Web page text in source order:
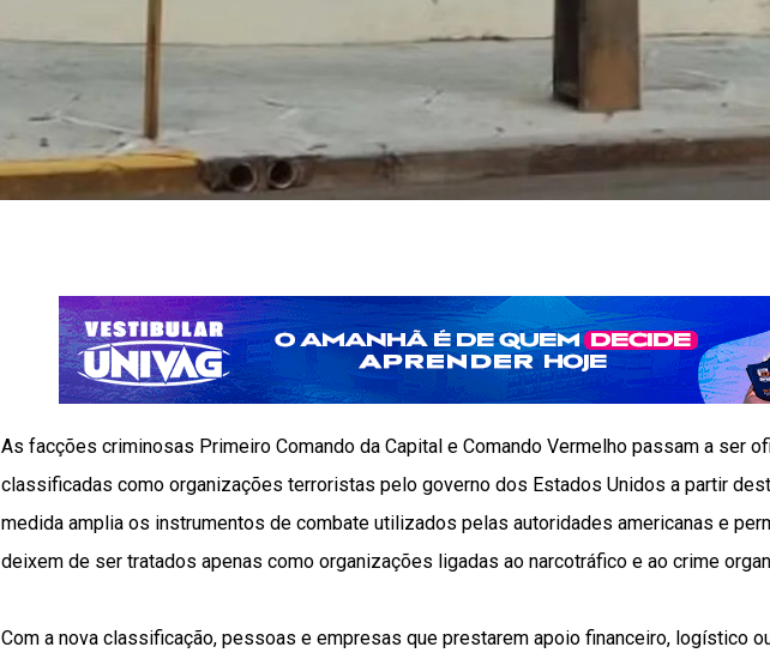
As facções criminosas Primeiro Comando da Capital e Comando Vermelho passam a ser
classificadas como organizações terroristas pelo governo dos Estados Unidos a partir
medida amplia os instrumentos de combate utilizados pelas autoridades americanas e
deixem de ser tratados apenas como organizações ligadas ao narcotráfico e ao crime
Com a nova classificação, pessoas e empresas que prestarem apoio financeiro, logístico